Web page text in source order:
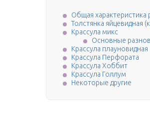
Общая характеристика
Толстянка яйцевидная
Крассула микс
Основные
Крассула плауновидная
Крассула Перфората
Крассула Хоббит
Крассула Голлум
Некоторые другие